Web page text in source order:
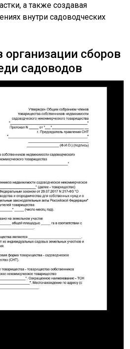
а также создавая
внутри садоводческих
организации сборов
садоводов